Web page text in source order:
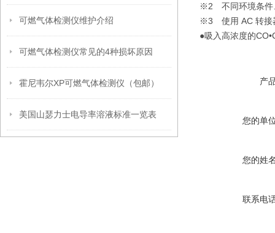
可燃气体检测仪维护介绍
可燃气体检测仪常见的4种损坏原因
霍尼韦尔XP可燃气体检测仪（包邮）
美国山瑟力士电导率溶液标准一览表
※2 不同环境条件
※3 使用 AC 转接
●吸入高浓度的
产
您的单
您的姓
联系电